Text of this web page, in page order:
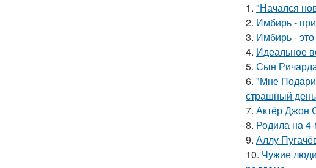
1. "Начался
2. Имбирь -
3. Имбирь -
4. Идеальное
5. Сын
6. "Мне
страшный
7. Актёр Джон
8. Родила на
9. Аллу
10. Чужие люди